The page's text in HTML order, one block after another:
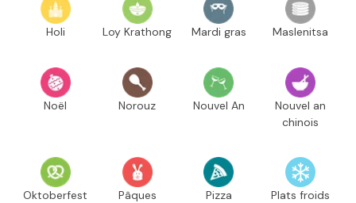
Holi Loy Krathong Mardi gras Maslenitsa
Noël Norouz Nouvel An
Nouvel an
chinois
Oktoberfest Pâques Pizza Plats froids